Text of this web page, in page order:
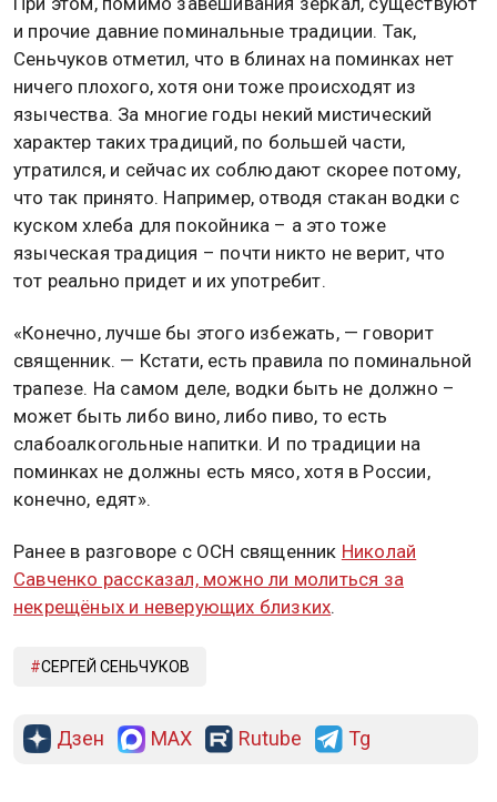
и прочие давние поминальные традиции. Так,
Сеньчуков отметил, что в блинах на поминках нет
ничего плохого, хотя они тоже происходят из
язычества. За многие годы некий мистический
характер таких традиций, по большей части,
утратился, и сейчас их соблюдают скорее потому,
что так принято. Например, отводя стакан водки с
куском хлеба для покойника – а это тоже
языческая традиция – почти никто не верит, что
тот реально придет и их употребит.
«Конечно, лучше бы этого избежать, — говорит
священник. — Кстати, есть правила по поминальной
трапезе. На самом деле, водки быть не должно –
может быть либо вино, либо пиво, то есть
слабоалкогольные напитки. И по традиции на
поминках не должны есть мясо, хотя в России,
конечно, едят».
Ранее в разговоре с ОСН священник Николай
Савченко рассказал, можно ли молиться за
некрещёных и неверующих близких.
СЕРГЕЙ СЕНЬЧУКОВ
Дзен MAX Rutube Tg